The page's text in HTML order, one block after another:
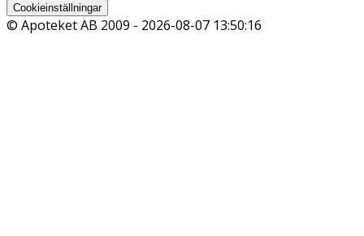
Cookieinställningar
© Apoteket AB 2009 - 2026-08-07 13:50:16